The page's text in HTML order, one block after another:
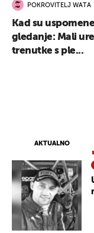
AKTUALNO
POKROVITELJ WATA
Kad su
gledanje: Mali
trenutke s ple...